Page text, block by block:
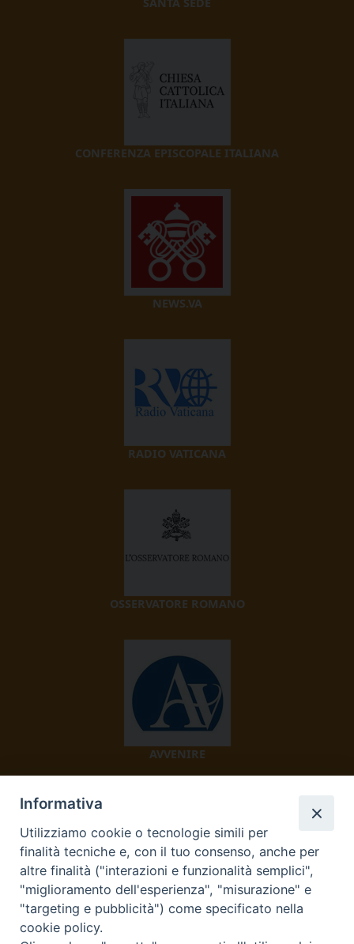
CONFERENZA EPISCOPALE ITALIANA
NEWS.VA
RADIO VATICANA
OSSERVATORE ROMANO
AVVENIRE
TV 2000
Informativa
Utilizziamo cookie o tecnologie simili per
finalità tecniche e, con il tuo consenso, anche per
altre finalità ("interazioni e funzionalità semplici",
"miglioramento dell'esperienza", "misurazione" e
"targeting e pubblicità") come specificato nella
cookie policy.